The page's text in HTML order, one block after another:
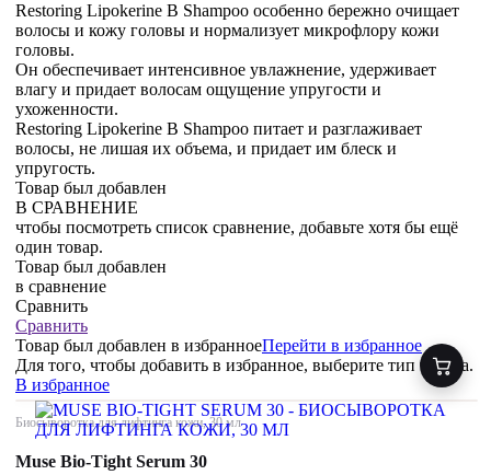
Restoring Lipokerine B Shampoo особенно бережно очищает
волосы и кожу головы и нормализует микрофлору кожи
головы.
Он обеспечивает интенсивное увлажнение, удерживает
влагу и придает волосам ощущение упругости и
ухоженности.
Restoring Lipokerine B Shampoo питает и разглаживает
волосы, не лишая их объема, и придает им блеск и
упругость.
Товар был добавлен
В СРАВНЕНИЕ
чтобы посмотреть список сравнение, добавьте хотя бы ещё
один товар.
Товар был добавлен
в сравнение
Сравнить
Сравнить
Товар был добавлен в избранноеПерейти в избранное
Для того, чтобы добавить в избранное, выберите тип товара.
В избранное
Биосыворотка для лифтинга кожи, 30 мл
Muse Bio-Tight Serum 30